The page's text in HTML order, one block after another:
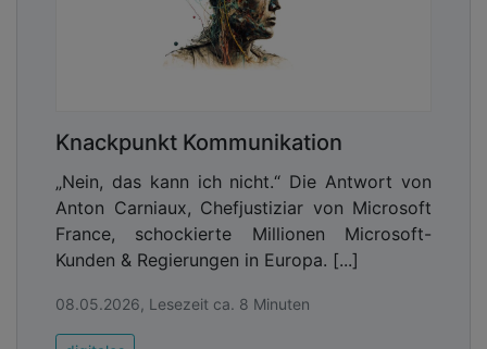
Knackpunkt Kommunikation
„Nein, das kann ich nicht.“ Die Antwort von
Anton Carniaux, Chefjustiziar von Microsoft
France, schockierte Millionen Microsoft-
Kunden & Regierungen in Europa. [...]
08.05.2026, Lesezeit ca. 8 Minuten